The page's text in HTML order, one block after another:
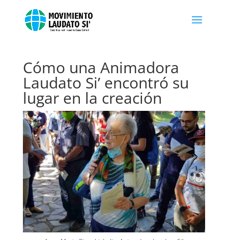
Cómo una Animadora
Laudato Si’ encontró su
lugar en la creación